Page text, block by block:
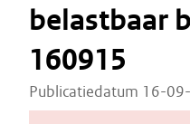
belastbaar
160915
Publicatiedatum 16-